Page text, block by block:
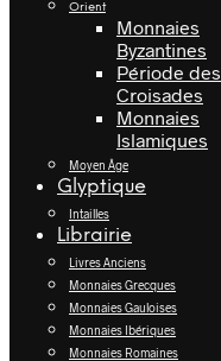
Orient
Monnaies
Byzantines
Période des
Croisades
Monnaies
Islamiques
Moyen Âge
Glyptique
Intailles
Librairie
Livres Anciens
Monnaies Grecques
Monnaies Gauloises
Monnaies Ibériques
Monnaies Romaines